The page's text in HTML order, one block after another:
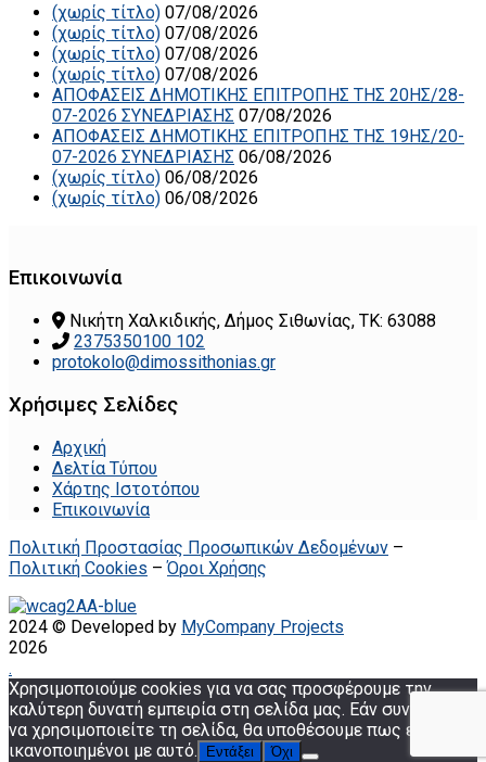
(χωρίς τίτλο) 07/08/2026
(χωρίς τίτλο) 07/08/2026
(χωρίς τίτλο) 07/08/2026
(χωρίς τίτλο) 07/08/2026
ΑΠΟΦΑΣΕΙΣ ΔΗΜΟΤΙΚΗΣ ΕΠΙΤΡΟΠΗΣ ΤΗΣ 20ΗΣ/28-
07-2026 ΣΥΝΕΔΡΙΑΣΗΣ 07/08/2026
ΑΠΟΦΑΣΕΙΣ ΔΗΜΟΤΙΚΗΣ ΕΠΙΤΡΟΠΗΣ ΤΗΣ 19ΗΣ/20-
07-2026 ΣΥΝΕΔΡΙΑΣΗΣ 06/08/2026
(χωρίς τίτλο) 06/08/2026
(χωρίς τίτλο) 06/08/2026
Επικοινωνία
Νικήτη Χαλκιδικής, Δήμος Σιθωνίας, ΤΚ: 63088
2375350100 102
protokolo@dimossithonias.gr
Χρήσιμες Σελίδες
Αρχική
Δελτία Τύπου
Χάρτης Ιστοτόπου
Επικοινωνία
Πολιτική Προστασίας Προσωπικών Δεδομένων –
Πολιτική Cookies –Όροι Χρήσης
2024 © Developed by MyCompany Projects
2026
.
Χρησιμοποιούμε cookies για να σας προσφέρουμε την
καλύτερη δυνατή εμπειρία στη σελίδα μας. Εάν συνεχίσετε
να χρησιμοποιείτε τη σελίδα, θα υποθέσουμε πως είστε
ικανοποιημένοι με αυτό.
Εντάξει Όχι